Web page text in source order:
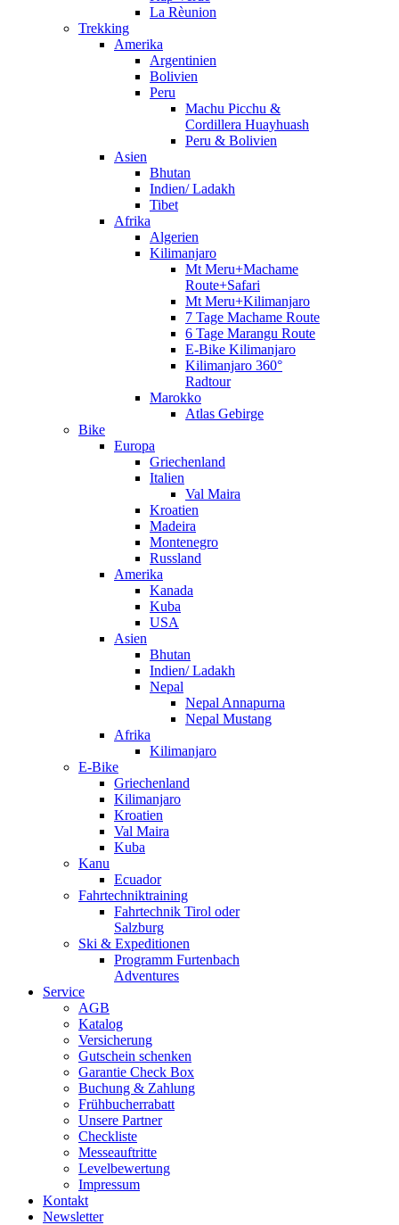
La Rèunion
Trekking
Amerika
Argentinien
Bolivien
Peru
Machu Picchu &
Cordillera Huayhuash
Peru & Bolivien
Asien
Bhutan
Indien/ Ladakh
Tibet
Afrika
Algerien
Kilimanjaro
Mt Meru+Machame
Route+Safari
Mt Meru+Kilimanjaro
7 Tage Machame Route
6 Tage Marangu Route
E-Bike Kilimanjaro
Kilimanjaro 360°
Radtour
Marokko
Atlas Gebirge
Bike
Europa
Griechenland
Italien
Val Maira
Kroatien
Madeira
Montenegro
Russland
Amerika
Kanada
Kuba
USA
Asien
Bhutan
Indien/ Ladakh
Nepal
Nepal Annapurna
Nepal Mustang
Afrika
Kilimanjaro
E-Bike
Griechenland
Kilimanjaro
Kroatien
Val Maira
Kuba
Kanu
Ecuador
Fahrtechniktraining
Fahrtechnik Tirol oder
Salzburg
Ski & Expeditionen
Programm Furtenbach
Adventures
Service
AGB
Katalog
Versicherung
Gutschein schenken
Garantie Check Box
Buchung & Zahlung
Frühbucherrabatt
Unsere Partner
Checkliste
Messeauftritte
Levelbewertung
Impressum
Kontakt
Newsletter